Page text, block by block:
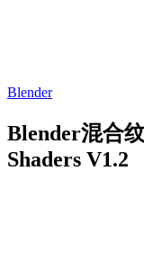
Blender
Blender混合
Shaders V1.2